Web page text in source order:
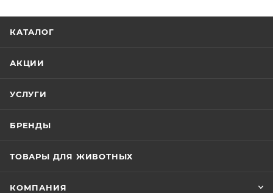
обеспечит высокую питательность и усваиваемость
КАТАЛОГ
АКЦИИ
УСЛУГИ
БРЕНДЫ
ТОВАРЫ ДЛЯ ЖИВОТНЫХ
КОМПАНИЯ